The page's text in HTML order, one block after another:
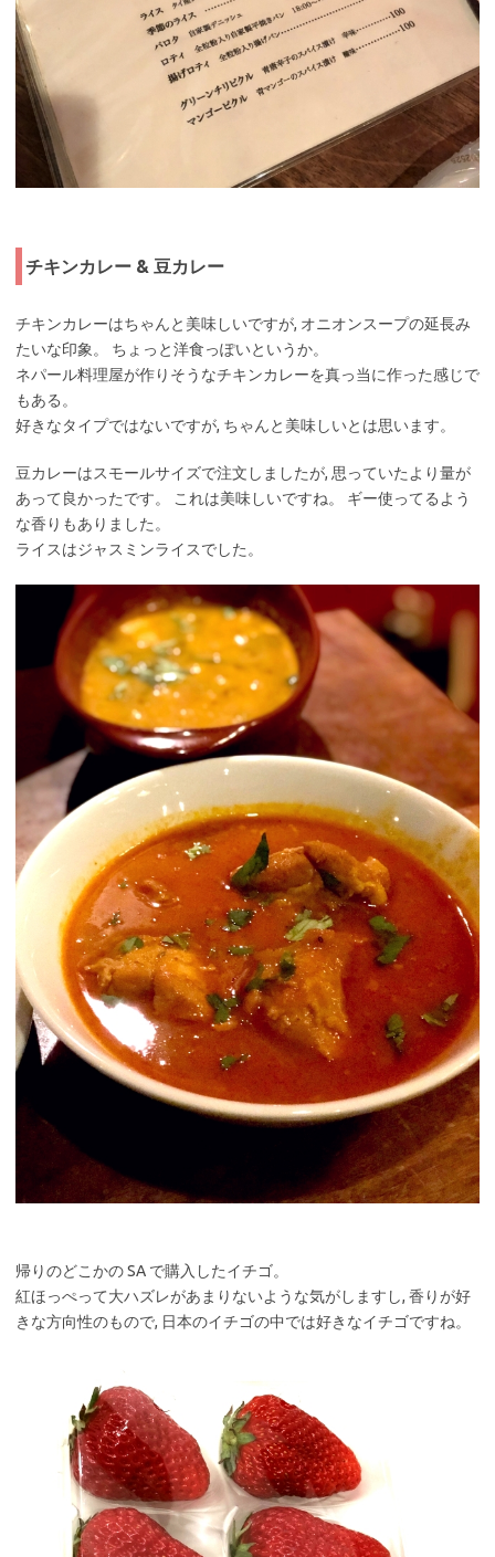
チキンカレー & 豆カレー
チキンカレーはちゃんと美味しいですが, オニオンスープの延長み
たいな印象。 ちょっと洋食っぽいというか。
ネパール料理屋が作りそうなチキンカレーを真っ当に作った感じで
もある。
好きなタイプではないですが, ちゃんと美味しいとは思います。
豆カレーはスモールサイズで注文しましたが, 思っていたより量が
あって良かったです。 これは美味しいですね。 ギー使ってるよう
な香りもありました。
ライスはジャスミンライスでした。
帰りのどこかの SA で購入したイチゴ。
紅ほっぺって大ハズレがあまりないような気がしますし, 香りが好
きな方向性のもので, 日本のイチゴの中では好きなイチゴですね。